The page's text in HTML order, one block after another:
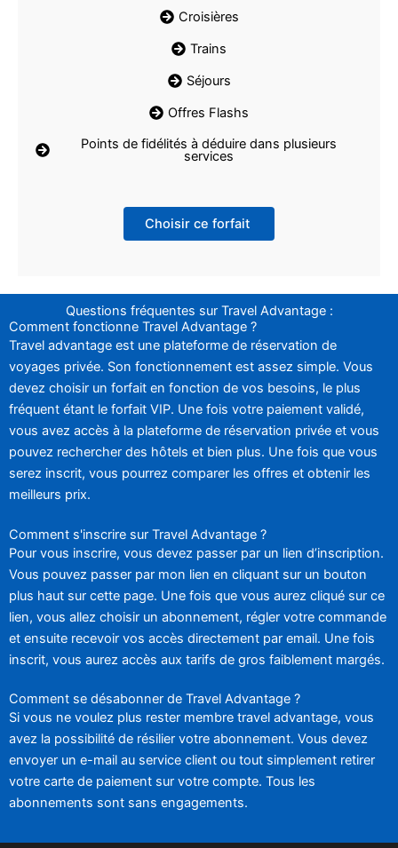
Croisières
Trains
Séjours
Offres Flashs
Points de fidélités à déduire dans plusieurs
services
Choisir ce forfait
Questions fréquentes sur Travel Advantage :
Comment fonctionne Travel Advantage ?
Travel advantage est une plateforme de réservation de
voyages privée. Son fonctionnement est assez simple. Vous
devez choisir un forfait en fonction de vos besoins, le plus
fréquent étant le forfait VIP. Une fois votre paiement validé,
vous avez accès à la plateforme de réservation privée et vous
pouvez rechercher des hôtels et bien plus. Une fois que vous
serez inscrit, vous pourrez comparer les offres et obtenir les
meilleurs prix.
Comment s'inscrire sur Travel Advantage ?
Pour vous inscrire, vous devez passer par un lien d’inscription.
Vous pouvez passer par mon lien en cliquant sur un bouton
plus haut sur cette page. Une fois que vous aurez cliqué sur ce
lien, vous allez choisir un abonnement, régler votre commande
et ensuite recevoir vos accès directement par email. Une fois
inscrit, vous aurez accès aux tarifs de gros faiblement margés.
Comment se désabonner de Travel Advantage ?
Si vous ne voulez plus rester membre travel advantage, vous
avez la possibilité de résilier votre abonnement. Vous devez
envoyer un e-mail au service client ou tout simplement retirer
votre carte de paiement sur votre compte. Tous les
abonnements sont sans engagements.